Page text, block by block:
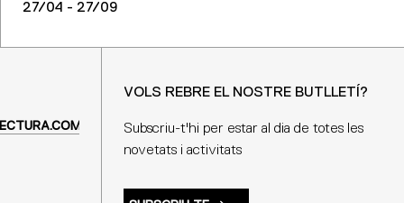
27/04 - 27/09
VOLS REBRE EL NOSTRE BUTLLETÍ?
Subscriu-t'hi per estar al dia de totes les
novetats i activitats